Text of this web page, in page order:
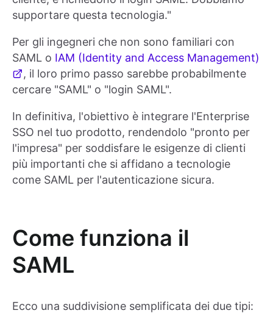
supportare questa tecnologia."
Per gli ingegneri che non sono familiari con
SAML o IAM (Identity and Access Management)
, il loro primo passo sarebbe probabilmente
cercare "SAML" o "login SAML".
In definitiva, l'obiettivo è integrare l'Enterprise
SSO nel tuo prodotto, rendendolo "pronto per
l'impresa" per soddisfare le esigenze di clienti
più importanti che si affidano a tecnologie
come SAML per l'autenticazione sicura.
Come funziona il
SAML
Ecco una suddivisione semplificata dei due tipi: